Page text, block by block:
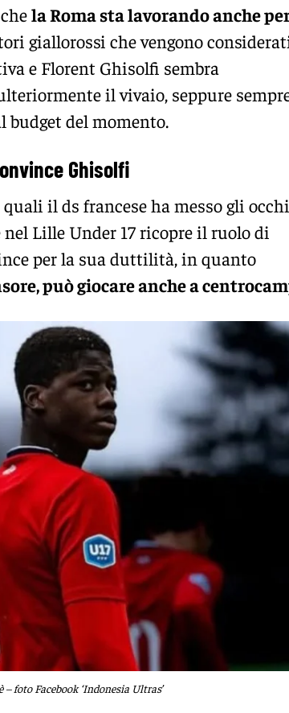
la Roma sta lavorando anche
giallorossi che vengono
e Florent Ghisolfi sembra
il vivaio, seppure
del momento.
Ghisolfi
il ds francese ha messo gli occhi,
Lille Under 17 ricopre il ruolo di
per la sua duttilità, in quanto
può giocare anche a
– foto Facebook ‘Indonesia Ultras’